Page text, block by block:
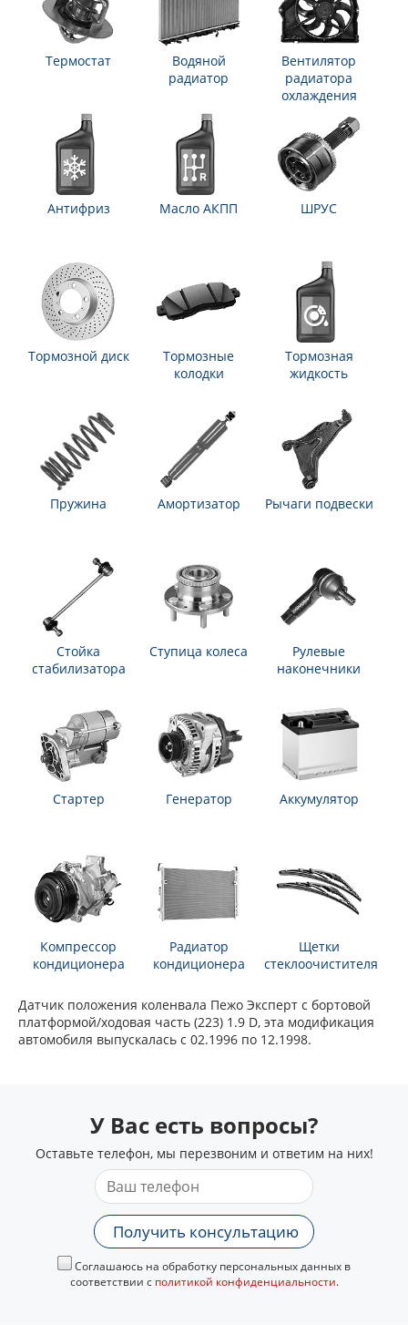
Термостат
Водяной
радиатор
Вентилятор
радиатора
охлаждения
Антифриз Масло АКПП ШРУС
Тормозной диск
Тормозные
колодки
Тормозная
жидкость
Пружина Амортизатор Рычаги подвески
Стойка
стабилизатора
Ступица колеса
Рулевые
наконечники
Стартер Генератор Аккумулятор
Компрессор
кондиционера
Радиатор
кондиционера
Щетки
стеклоочистителя
Датчик положения коленвала Пежо Эксперт c бортовой
платформой/ходовая часть (223) 1.9 D, эта модификация
автомобиля выпускалась с 02.1996 по 12.1998.
У Вас есть вопросы?
Оставьте телефон, мы перезвоним и ответим на них!
Получить консультацию
Соглашаюсь на обработку персональных данных в
соответствии с политикой конфиденциальности.